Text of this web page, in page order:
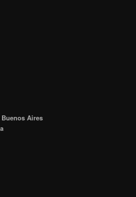
Aires